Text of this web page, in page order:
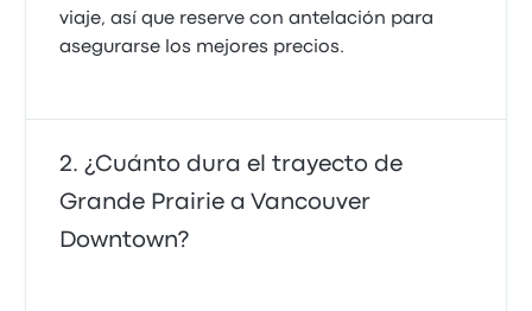
viaje, así que reserve con antelación para
asegurarse los mejores precios.
¿Cuánto dura el trayecto de
Grande Prairie a Vancouver
Downtown?